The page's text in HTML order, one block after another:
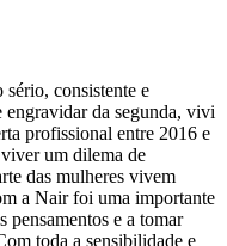
consistente e
da segunda, vivi
profissional entre 2016 e
um dilema de
das mulheres vivem
a Nair foi uma importante
pensamentos e a tomar
toda a sensibilidade e